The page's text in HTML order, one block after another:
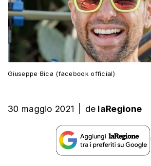
Giuseppe Bica (facebook official)
30 maggio 2021 de laRegione